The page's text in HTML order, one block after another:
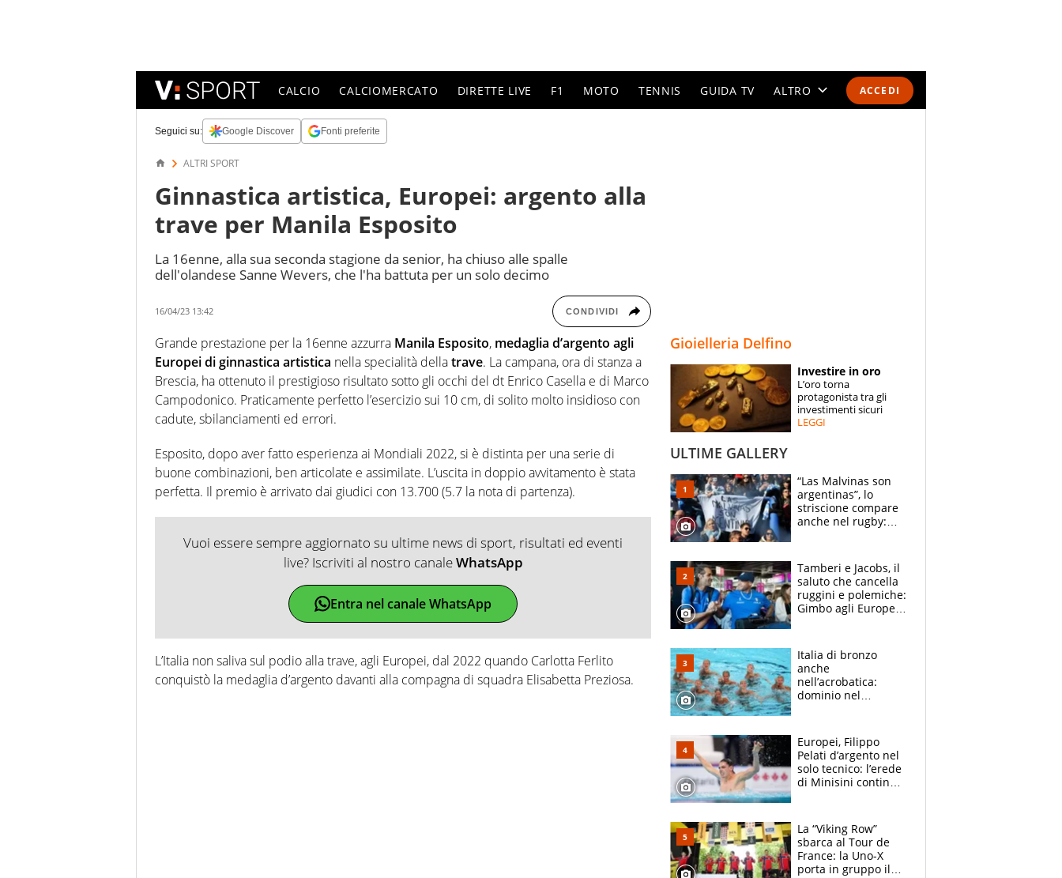
ACCEDI
CALCIO CALCIOMERCATO DIRETTE LIVE F1 MOTO TENNIS GUIDA TV ALTRO
SPECIALI
ESPERTI
Seguici su: Google Discover Fonti preferite
ALTRI SPORT
Ginnastica artistica, Europei: argento alla
trave per Manila Esposito
La 16enne, alla sua seconda stagione da senior, ha chiuso alle spalle
dell'olandese Sanne Wevers, che l'ha battuta per un solo decimo
16/04/23 13:42 CONDIVIDI
Grande prestazione per la 16enne azzurra Manila Esposito, medaglia d’argento agli
Europei di ginnastica artistica nella specialità dellatrave. La campana, ora di stanza a
Brescia, ha ottenuto il prestigioso risultato sotto gli occhi del dt Enrico Casella e di Marco
Campodonico. Praticamente perfetto l’esercizio sui 10 cm, di solito molto insidioso con
cadute, sbilanciamenti ed errori.
Esposito, dopo aver fatto esperienza ai Mondiali 2022, si è distinta per una serie di
buone combinazioni, ben articolate e assimilate. L’uscita in doppio avvitamento è stata
perfetta. Il premio è arrivato dai giudici con 13.700 (5.7 la nota di partenza).
Vuoi essere sempre aggiornato su ultime news di sport, risultati ed eventi
live? Iscriviti al nostro canaleWhatsApp
Entra nel canale WhatsApp
L’Italia non saliva sul podio alla trave, agli Europei, dal 2022 quando Carlotta Ferlito
conquistò la medaglia d’argento davanti alla compagna di squadra Elisabetta Preziosa.
Gioielleria Delfino
Investire in oro
L’oro torna
protagonista tra gli
investimenti sicuri
LEGGI
ULTIME GALLERY
“Las Malvinas son
argentinas”, lo
striscione compare
anche nel rugby:
un caso
Tamberi e Jacobs, il
saluto che cancella
ruggini e polemiche:
Gimbo agli Europei
Italia di bronzo
anche
nell’acrobatica:
dominio nel
e compagni
continuare
Europei, Filippo
Pelati d’argento nel
solo tecnico: l’erede
di Minisini continua
mirino
La “Viking Row”
sbarca al Tour de
France: la Uno-X
porta in gruppo il